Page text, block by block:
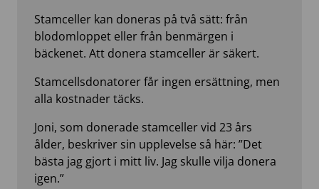
Stamceller kan doneras på två sätt: från
blodomloppet eller från benmärgen i
bäckenet. Att donera stamceller är säkert.
Stamcellsdonatorer får ingen ersättning, men
alla kostnader täcks.
Joni, som donerade stamceller vid 23 års
ålder, beskriver sin upplevelse så här: ”Det
bästa jag gjort i mitt liv. Jag skulle vilja donera
igen.”